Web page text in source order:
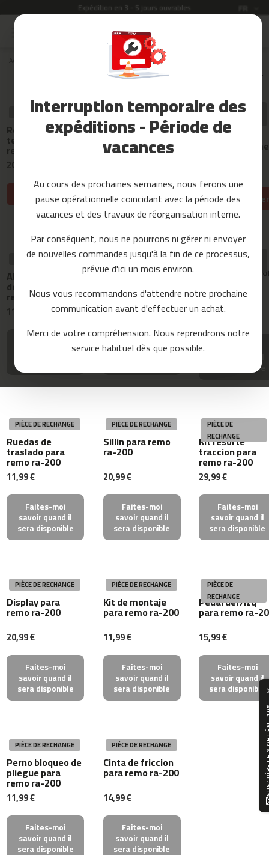
Interruption temporaire des
expéditions - Période de
vacances
Au cours des prochaines semaines, nous ferons une
pause opérationnelle coïncidant avec la période des
vacances et des travaux de réorganisation interne.
Par conséquent, nous ne pourrons ni gérer ni envoyer
de nouvelles commandes jusqu'à la fin de ce processus,
prévue d'ici un mois environ.
Nous vous recommandons d'attendre notre prochaine
communication avant d'effectuer un achat.
Merci de votre compréhension. Nous reprendrons notre
service habituel dès que possible.
Expédition en 3 - 5 jours ouvrables
Allez
Yoga
m
8
0
c
9
0
c
-
1
0
c
-
1
2
m
c
-
1
6
m
c
-
2
0
0
c
-
Accueil rameurs RA-200
PIÈCE DE RECHANGE
Regulador de
tension para
remo ra-200
20,99 €
Ajouter au panier
PIÈCE DE RECHANGE
Cache-roue pour
ra-200
Ajouter au panier
PIÈCE DE
RECHANGE
Courroie de
transmission
pj330 pour rame
Ajouter au panier
PIÈCE DE RECHANGE
Abrojo de fijacion
de pedal para
remo ra-200
11,99 €
Faites-moi
savoir quand il
PIÈCE DE RECHANGE
Rodillo de sillin
para remo ra-200
11,99 €
Faites-moi
savoir quand il
PIÈCE DE
Pie
trasero para
remo ra-200
11,99 €
sera disponible
PIÈCE DE RECHANGE
Ruedas de
traslado para
remo ra-200
11,99 €
Faites-moi
savoir quand il
sera disponible
PIÈCE DE RECHANGE
Sillin para remo
ra-200
20,99 €
Faites-moi
savoir quand il
sera disponible
PIÈCE DE
RECHANGE
Kit resorte
traccion para
remo ra-200
29,99 €
Faites-moi
savoir quand il
sera disponible
PIÈCE DE RECHANGE
Display para
remo ra-200
20,99 €
Faites-moi
savoir quand il
sera disponible
PIÈCE DE RECHANGE
Kit de montaje
para remo ra-200
11,99 €
Faites-moi
savoir quand il
sera disponible
PIÈCE DE
RECHANGE
Pedal der/izq
para remo ra-
15,99 €
Faites-moi
savoir quand il
sera disponible
PIÈCE DE RECHANGE
Perno bloqueo de
pliegue para
remo ra-200
11,99 €
Faites-moi
savoir quand il
sera disponible
PIÈCE DE RECHANGE
Cinta de friccion
para remo ra-200
14,99 €
Faites-moi
savoir quand il
sera disponible